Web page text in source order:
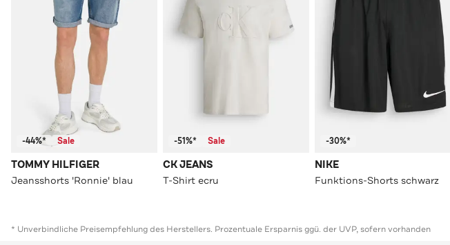
-44%* Sale
TOMMY HILFIGER
Jeansshorts 'Ronnie' blau
-51%* Sale
CK JEANS
T-Shirt ecru
-30%*
NIKE
Funktions-Shorts schwarz
* Unverbindliche Preisempfehlung des Herstellers. Prozentuale Ersparnis ggü. der UVP, sofern vorhanden